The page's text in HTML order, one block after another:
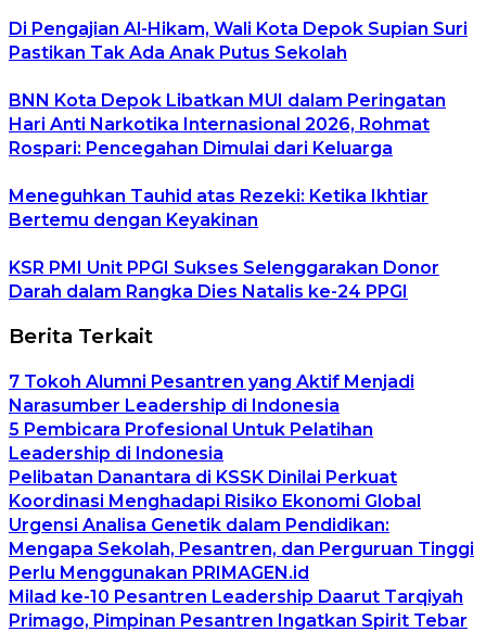
Di Pengajian Al-Hikam, Wali Kota Depok Supian Suri
Pastikan Tak Ada Anak Putus Sekolah
BNN Kota Depok Libatkan MUI dalam Peringatan
Hari Anti Narkotika Internasional 2026, Rohmat
Rospari: Pencegahan Dimulai dari Keluarga
Meneguhkan Tauhid atas Rezeki: Ketika Ikhtiar
Bertemu dengan Keyakinan
KSR PMI Unit PPGI Sukses Selenggarakan Donor
Darah dalam Rangka Dies Natalis ke-24 PPGI
Berita Terkait
7 Tokoh Alumni Pesantren yang Aktif Menjadi
Narasumber Leadership di Indonesia
5 Pembicara Profesional Untuk Pelatihan
Leadership di Indonesia
Pelibatan Danantara di KSSK Dinilai Perkuat
Koordinasi Menghadapi Risiko Ekonomi Global
Urgensi Analisa Genetik dalam Pendidikan:
Mengapa Sekolah, Pesantren, dan Perguruan Tinggi
Perlu Menggunakan PRIMAGEN.id
Milad ke-10 Pesantren Leadership Daarut Tarqiyah
Primago, Pimpinan Pesantren Ingatkan Spirit Tebar